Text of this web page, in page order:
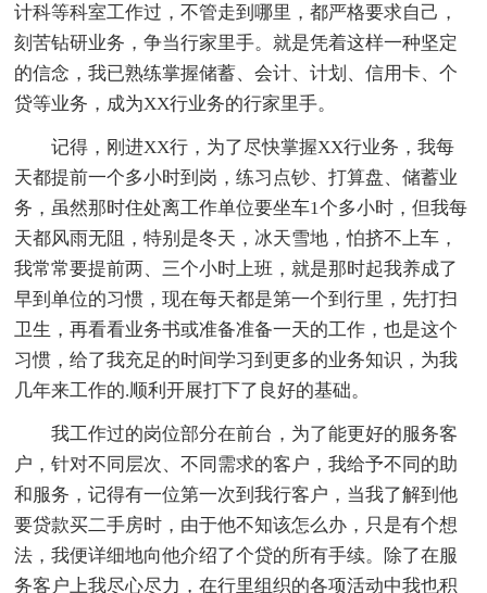
计科等科室工作过，不管走到哪里，都严格要求自己，
刻苦钻研业务，争当行家里手。就是凭着这样一种坚定
的信念，我已熟练掌握储蓄、会计、计划、信用卡、个
贷等业务，成为XX行业务的行家里手。
记得，刚进XX行，为了尽快掌握XX行业务，我每
天都提前一个多小时到岗，练习点钞、打算盘、储蓄业
务，虽然那时住处离工作单位要坐车1个多小时，但我每
天都风雨无阻，特别是冬天，冰天雪地，怕挤不上车，
我常常要提前两、三个小时上班，就是那时起我养成了
早到单位的习惯，现在每天都是第一个到行里，先打扫
卫生，再看看业务书或准备准备一天的工作，也是这个
习惯，给了我充足的时间学习到更多的业务知识，为我
几年来工作的.顺利开展打下了良好的基础。
我工作过的岗位部分在前台，为了能更好的服务客
户，针对不同层次、不同需求的客户，我给予不同的助
和服务，记得有一位第一次到我行客户，当我了解到他
要贷款买二手房时，由于他不知该怎么办，只是有个想
法，我便详细地向他介绍了个贷的所有手续。除了在服
务客户上我尽心尽力，在行里组织的各项活动中我也积